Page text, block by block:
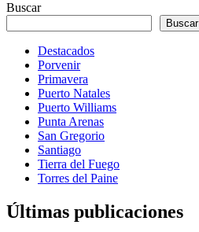
Buscar
Buscar
Destacados
Porvenir
Primavera
Puerto Natales
Puerto Williams
Punta Arenas
San Gregorio
Santiago
Tierra del Fuego
Torres del Paine
Últimas publicaciones